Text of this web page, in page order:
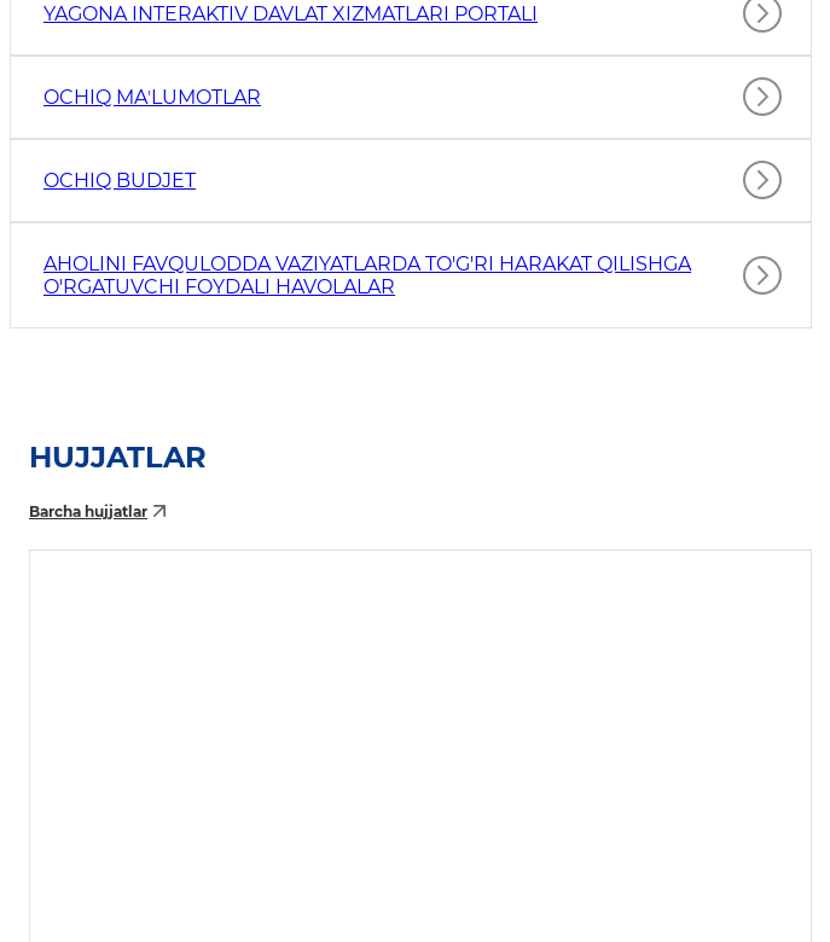
YAGONA INTERAKTIV DAVLAT XIZMATLARI PORTALI
OCHIQ MAʼLUMOTLAR
OCHIQ BUDJET
AHOLINI FAVQULODDA VAZIYATLARDA TO'G'RI HARAKAT QILISHGA
O'RGATUVCHI FOYDALI HAVOLALAR
HUJJATLAR
Barcha hujjatlar